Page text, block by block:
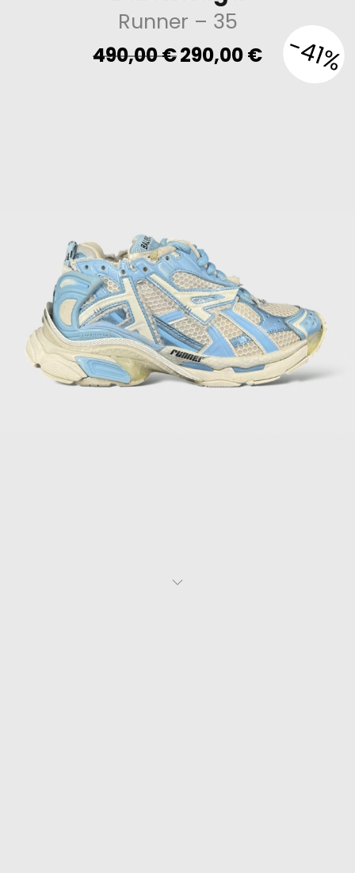
Runner – 35
490,00€ Original
price
290,00€Current-41%